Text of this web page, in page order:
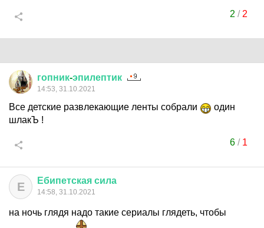
2 / 2
гопник-эпилептик
14:53, 31.10.2021
Все детские развлекающие ленты собрали
один
шлакЪ !
6/ 1
Е Ебипетская сила
14:58, 31.10.2021
на ночь глядя надо такие сериалы глядеть, чтобы